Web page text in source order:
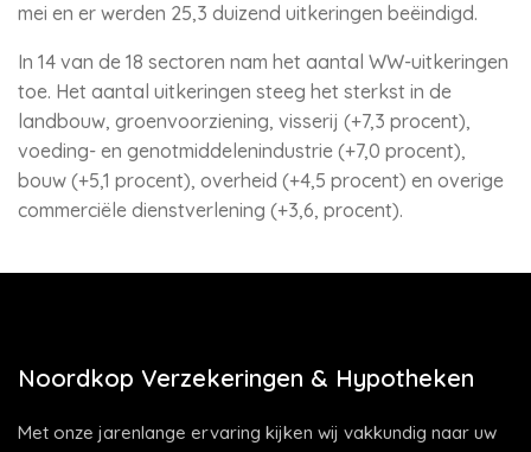
mei en er werden 25,3 duizend uitkeringen beëindigd.
In 14 van de 18 sectoren nam het aantal WW-uitkeringen
toe. Het aantal uitkeringen steeg het sterkst in de
landbouw, groenvoorziening, visserij (+7,3 procent),
voeding- en genotmiddelenindustrie (+7,0 procent),
bouw (+5,1 procent), overheid (+4,5 procent) en overige
commerciële dienstverlening (+3,6, procent).
Noordkop Verzekeringen & Hypotheken
Met onze jarenlange ervaring kijken wij vakkundig naar uw